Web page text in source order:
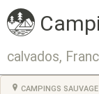
calvados,
CAMPINGS SAUVAGE